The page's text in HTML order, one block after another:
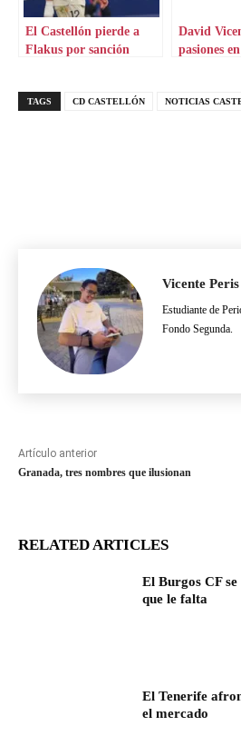
El Castellón pierde a
Flakus por sanción
David
pasiones
TAGS CD CASTELLÓN NOTICIAS
Vicente Peris
Estudiante de
Fondo Segunda.
Artículo anterior
Granada, tres nombres que ilusionan
RELATED ARTICLES
El Burgos CF
que le falta
El Tenerife
el mercado